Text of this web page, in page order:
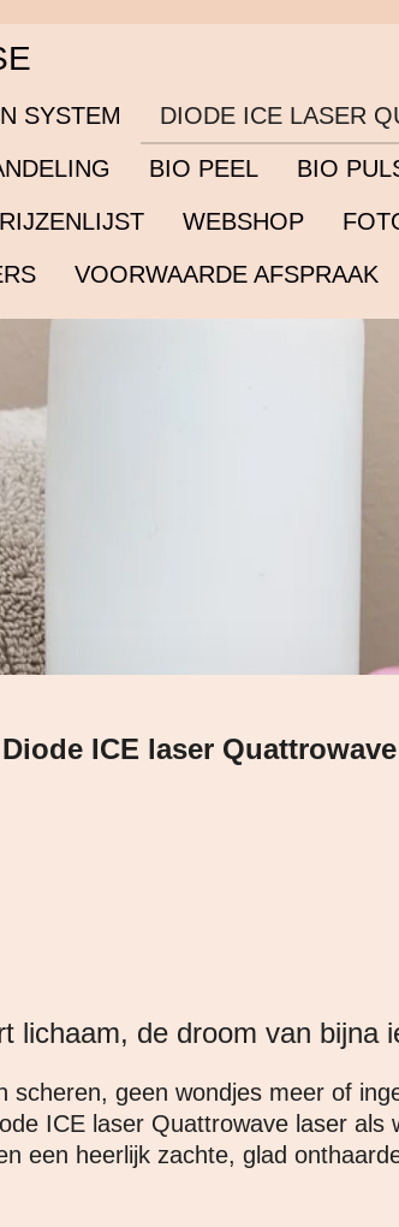
SYSTEM
DIODE ICE LASER
BIO PEEL
BIO
WEBSHOP
VOORWAARDE AFSPRAAK
Diode ICE laser Quattrowave
lichaam, de droom van bijna
scheren, geen wondjes meer of
ICE laser Quattrowave laser als
een heerlijk zachte, glad